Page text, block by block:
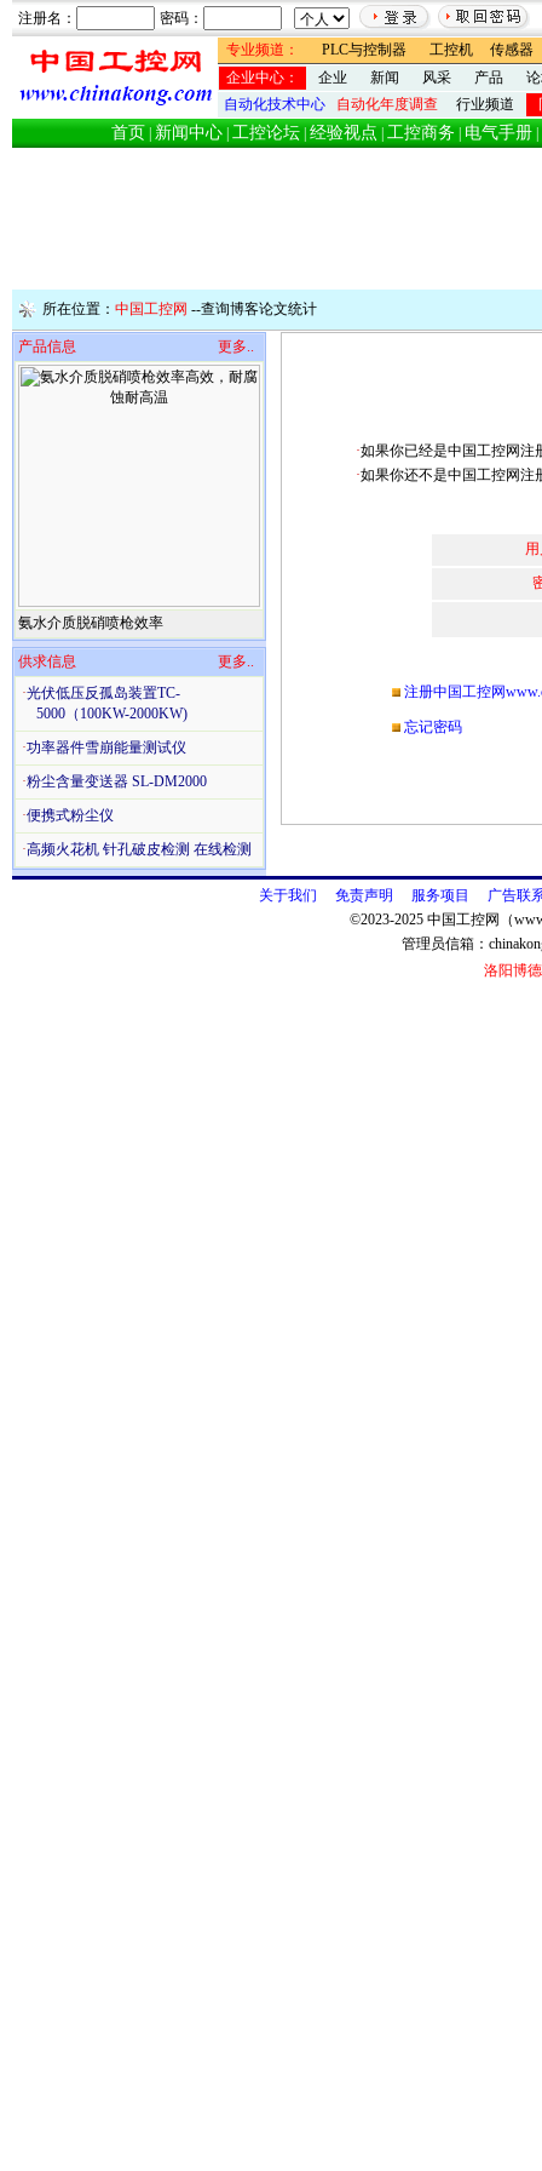
注册名：
密码：
专业频道：
PLC与控制器 工控机
传感器
企业中心：
企业 新闻 风采 产品
自动化技术中心
自动化年度调查 行业频道
首页 新闻中心 工控论坛 经验视点 工控商务 电气手册
所在位置： 中国工控网 --查询博客论文统计
产品信息 更多..
氨水介质脱硝喷枪效率
供求信息
更多..
·光伏低压反孤岛装置TC-
5000（100KW-2000KW)
·功率器件雪崩能量测试仪
·粉尘含量变送器 SL-DM2000
·便携式粉尘仪
·高频火花机 针孔破皮检测 在线检测
·如果你已经是中国工控网注
·如果你还不是中国工控网注
注册中国工控网
忘记密码
关于我们 免责声明 服务项目
广告联
©2023-2025 中国工控网（
管理员信箱：
洛阳博